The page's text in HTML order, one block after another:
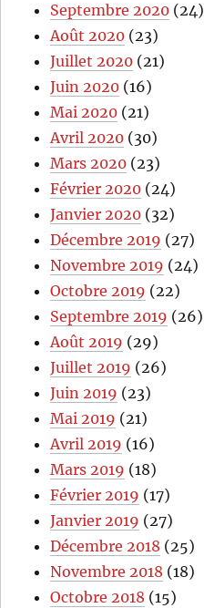
Septembre 2020 (24)
Août 2020 (23)
Juillet 2020 (21)
Juin 2020 (16)
Mai 2020 (21)
Avril 2020 (30)
Mars 2020 (23)
Février 2020 (24)
Janvier 2020 (32)
Décembre 2019 (27)
Novembre 2019 (24)
Octobre 2019 (22)
Septembre 2019 (26)
Août 2019 (29)
Juillet 2019 (26)
Juin 2019 (23)
Mai 2019 (21)
Avril 2019 (16)
Mars 2019 (18)
Février 2019 (17)
Janvier 2019 (27)
Décembre 2018 (25)
Novembre 2018 (18)
Octobre 2018 (15)